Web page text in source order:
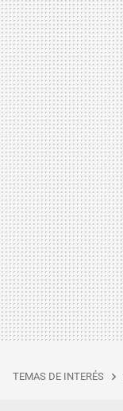
TEMAS DE INTERÉS